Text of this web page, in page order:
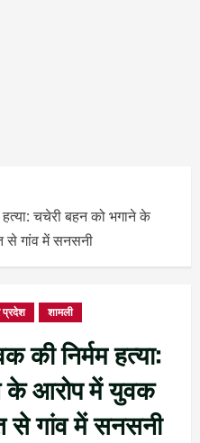
चचेरी बहन को भगाने के
से गांव में सनसनी
प्रदेश शामली
की निर्मम हत्या:
के आरोप में युवक
से गांव में सनसनी